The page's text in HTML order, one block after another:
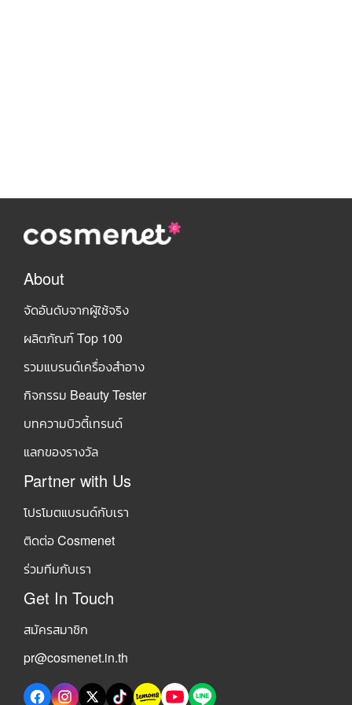
About
จัดอันดับจากผู้ใช้จริง
ผลิตภัณฑ์ Top 100
รวมแบรนด์เครื่องสำอาง
กิจกรรม Beauty Tester
บทความบิวตี้เทรนด์
แลกของรางวัล
Partner with Us
โปรโมตแบรนด์กับเรา
ติดต่อ Cosmenet
ร่วมทีมกับเรา
Get In Touch
สมัครสมาชิก
pr@cosmenet.in.th